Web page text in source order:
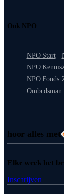
hoor alles met
Ook NPO
NPO Start
NPO Kennis
NPO Fonds
Ombudsman
Elke week het
Inschrijven